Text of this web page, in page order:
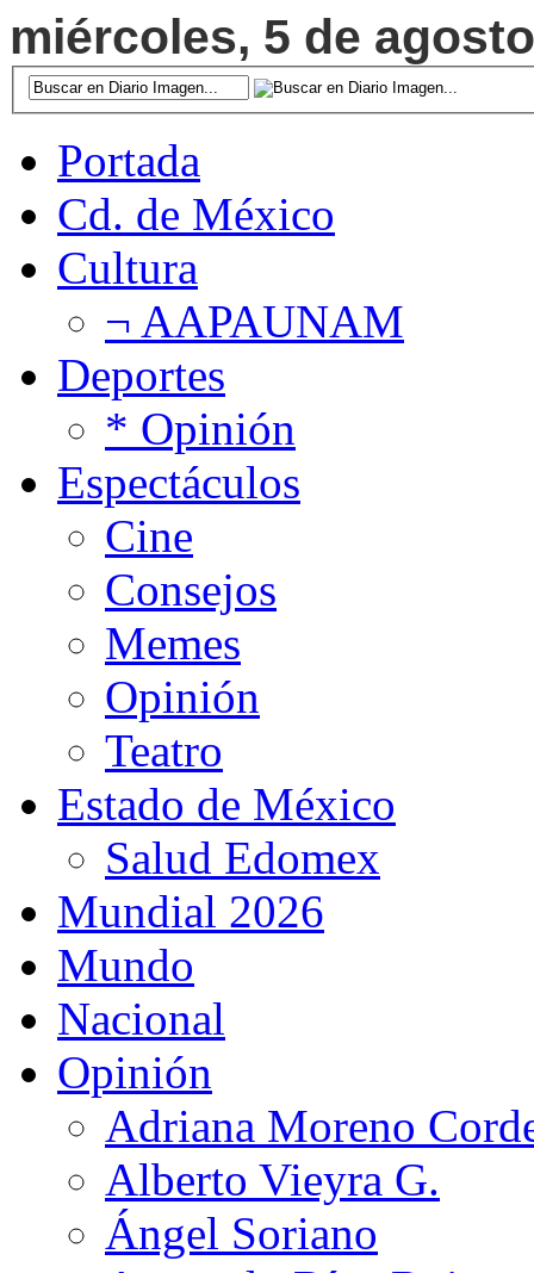
miércoles, 5 de
Portada
Cd. de México
Cultura
¬ AAPAUNAM
Deportes
* Opinión
Espectáculos
Cine
Consejos
Memes
Opinión
Teatro
Estado de México
Salud Edomex
Mundial 2026
Mundo
Nacional
Opinión
Adriana Moreno
Alberto Vieyra G.
Ángel Soriano